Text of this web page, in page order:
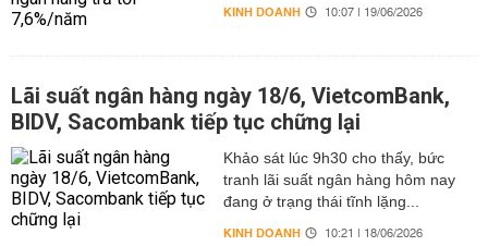
KINH DOANH 10:07 | 19/06/2026
Lãi suất ngân hàng ngày 18/6, VietcomBank,
BIDV, Sacombank tiếp tục chững lại
Khảo sát lúc 9h30 cho thấy, bức
tranh lãi suất ngân hàng hôm nay
đang ở trạng thái tĩnh lặng...
KINH DOANH 10:21 | 18/06/2026